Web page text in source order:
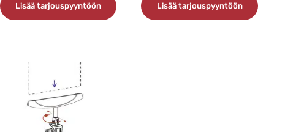
Lisää tarjouspyyntöön Lisää tarjouspyyntöön